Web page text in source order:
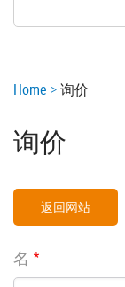
Breadcrumb
Home 询价
询价
返回网站
名